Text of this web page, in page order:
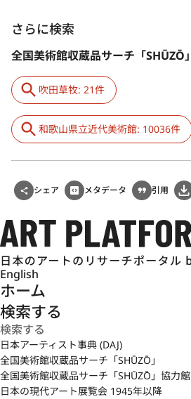
さらに検索
全国美術館収蔵品サーチ「SHŪZŌ」
吹田草牧: 21件
和歌山県立近代美術館: 10036件
シェア メタデータ 引用
English
ホーム
検索する
日本アーティスト事典 (DAJ)
全国美術館収蔵品サーチ「SHŪZŌ」
全国美術館収蔵品サーチ「SHŪZŌ」協力館
日本の現代アート展覧会 1945年以降